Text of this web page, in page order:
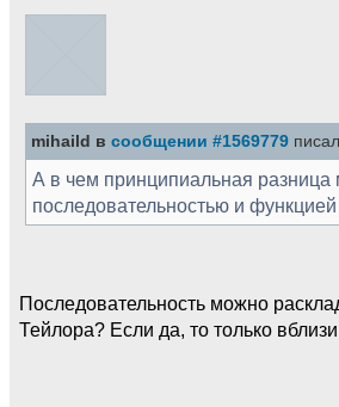
mihaild в сообщении #1569779
А в чем принципиальная разница
последовательностью и функцией
Последовательность можно
Тейлора? Если да, то только